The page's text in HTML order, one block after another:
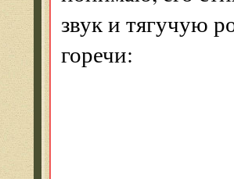
звук и тягучую
горечи: